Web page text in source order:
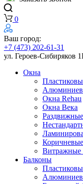
0
Ваш город:
+7 (473) 202-61-31
ул. Героев-Сибиряков
Окна
Окна Rehau
Окна Века
Витражные
Балконы